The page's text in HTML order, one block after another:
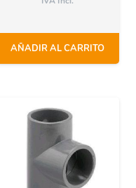
AÑADIR AL CARRITO